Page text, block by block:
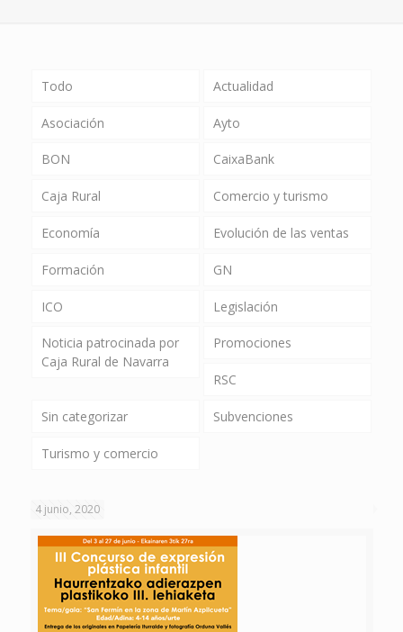
Todo Actualidad
Asociación Ayto
BON CaixaBank
Caja Rural Comercio y turismo
Economía Evolución de las ventas
Formación GN
ICO Legislación
Noticia patrocinada por
Caja Rural de Navarra
Promociones
RSC
Sin categorizar Subvenciones
Turismo y comercio
4 junio, 2020